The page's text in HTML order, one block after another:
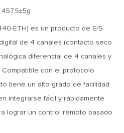
457.5±5g
ETH) es un producto de E/S
de 4 canales (contacto seco
diferencial de 4 canales y
con el protocolo
tiene un alto grado de facilidad
integrarse fácil y rápidamente
lograr un control remoto basado